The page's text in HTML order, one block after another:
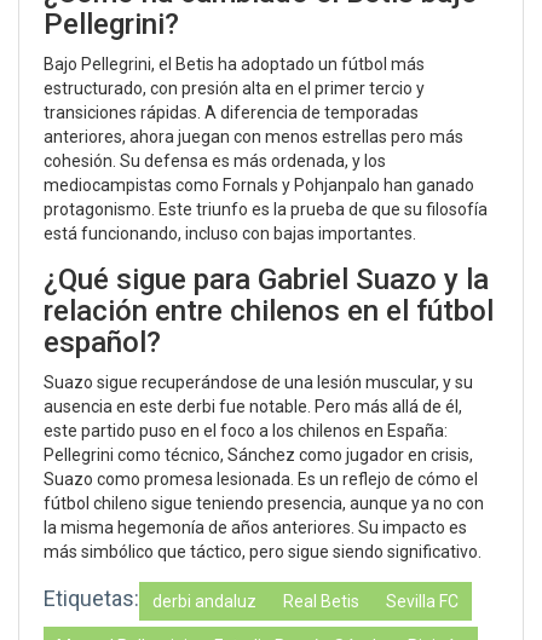
Pellegrini?
Bajo Pellegrini, el Betis ha adoptado un fútbol más
estructurado, con presión alta en el primer tercio y
transiciones rápidas. A diferencia de temporadas
anteriores, ahora juegan con menos estrellas pero más
cohesión. Su defensa es más ordenada, y los
mediocampistas como Fornals y Pohjanpalo han ganado
protagonismo. Este triunfo es la prueba de que su filosofía
está funcionando, incluso con bajas importantes.
¿Qué sigue para Gabriel Suazo y la
relación entre chilenos en el fútbol
español?
Suazo sigue recuperándose de una lesión muscular, y su
ausencia en este derbi fue notable. Pero más allá de él,
este partido puso en el foco a los chilenos en España:
Pellegrini como técnico, Sánchez como jugador en crisis,
Suazo como promesa lesionada. Es un reflejo de cómo el
fútbol chileno sigue teniendo presencia, aunque ya no con
la misma hegemonía de años anteriores. Su impacto es
más simbólico que táctico, pero sigue siendo significativo.
Etiquetas: derbi andaluz Real Betis Sevilla FC